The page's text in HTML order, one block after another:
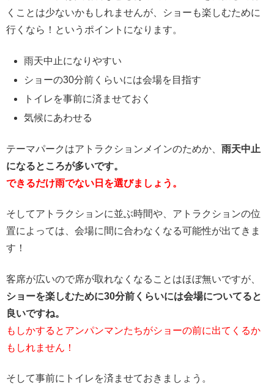
くことは少ないかもしれませんが、ショーも楽しむために
行くなら！というポイントになります。
雨天中止になりやすい
ショーの30分前くらいには会場を目指す
トイレを事前に済ませておく
気候にあわせる
テーマパークはアトラクションメインのためか、 雨天中止
になるところが多いです。
できるだけ雨でない日を選びましょう。
そしてアトラクションに並ぶ時間や、アトラクションの位
置によっては、会場に間に合わなくなる可能性が出てきま
す！
客席が広いので席が取れなくなることはほぼ無いですが、
ショーを楽しむために30分前くらいには会場についてると
良いですね。
もしかするとアンパンマンたちがショーの前に出てくるか
もしれません！
そして事前にトイレを済ませておきましょう。